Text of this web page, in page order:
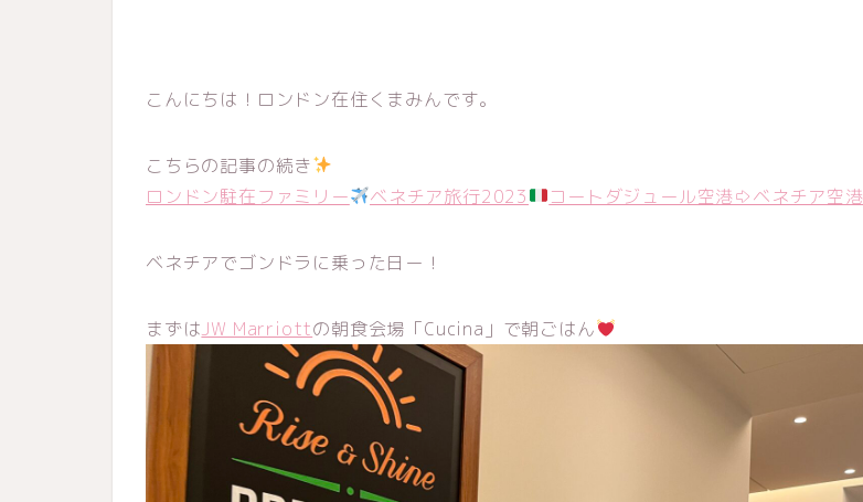
こんにちは！ロンドン在住くまみんです。
こちらの記事の続き
ロンドン駐在ファミリー
ベネチア旅行2023 コートダジュール空港⇨ベネチア空港
ベネチアでゴンドラに乗った日ー！
まずはJW Marriottの朝食会場「Cucina」で朝ごはん